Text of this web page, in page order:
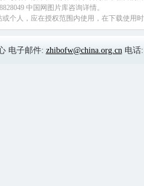
重视。国际上通过
话语权。所以作为出
我感到由衷的高兴和